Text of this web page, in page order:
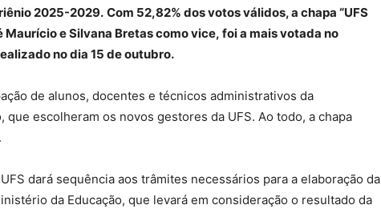
2025-2029. Com 52,82% dos votos válidos, a chapa “UFS
Maurício e Silvana Bretas como vice, foi a mais votada no
no dia 15 de outubro.
de alunos, docentes e técnicos administrativos da
escolheram os novos gestores da UFS. Ao todo, a chapa
dará sequência aos trâmites necessários para a elaboração da
da Educação, que levará em consideração o resultado da